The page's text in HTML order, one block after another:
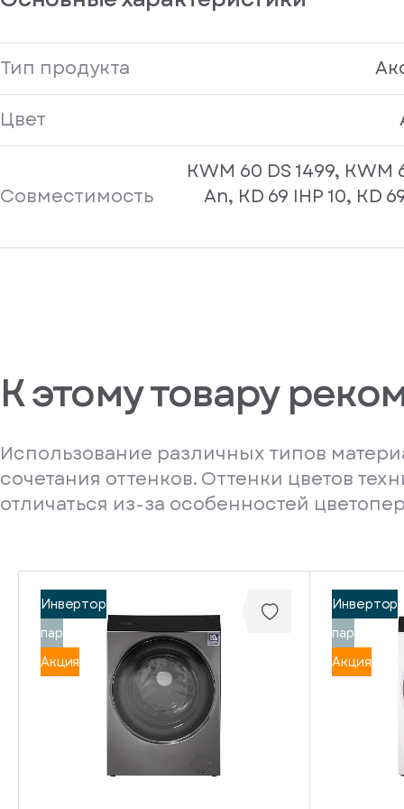
Тип продукта
Цвет
Совместимость
KWM 60 DS 1499, KWM
An, KD 69 IHP 10, KD
К этому товару
Использование различных типов
сочетания оттенков. Оттенки цветов
отличаться из-за особенностей
Инвертор
пар
Акция
Инвертор
пар
Акция